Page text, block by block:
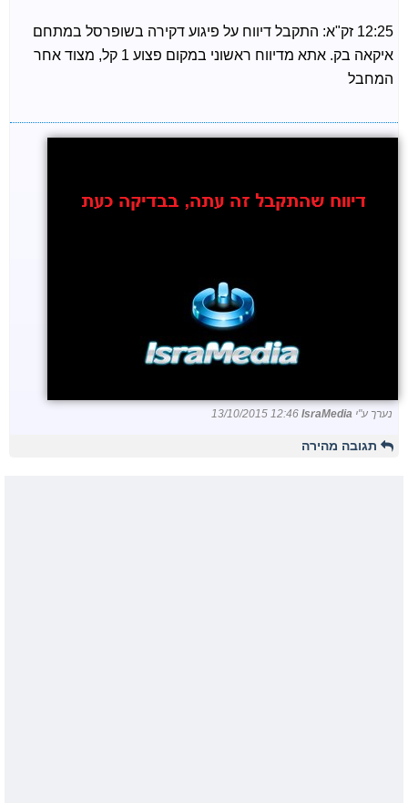
12:25 זק"א: התקבל דיווח על פיגוע דקירה בשופרסל במתחם
איקאה בק. אתא מדיווח ראשוני במקום פצוע 1 קל, מצוד אחר
המחבל
נערך ע"י IsraMedia
13/10/2015 12:46
תגובה מהירה